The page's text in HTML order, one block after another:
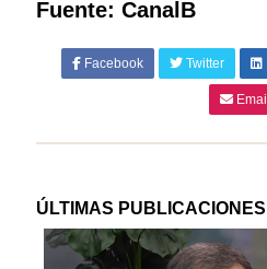
Fuente: CanalB
Facebook Twitter
Email
ÚLTIMAS PUBLICACIONES